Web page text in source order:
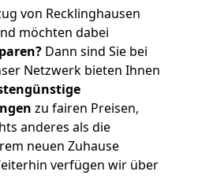
von Recklinghausen
möchten dabei
Dann sind Sie bei
Netzwerk bieten Ihnen
zu fairen Preisen,
anderes als die
neuen Zuhause
verfügen wir über